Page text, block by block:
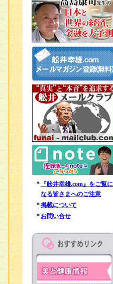
*
『舩井幸雄.com』をご覧に
なる皆さまへのご注意
*掲載について
* お問い合せ